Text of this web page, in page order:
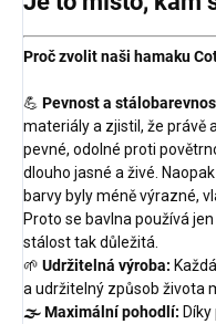
Proč zvolit naši hamaku
💪 Pevnost a
materiály a zjistil, že právě
pevné, odolné proti
dlouho jasné a živé.
barvy byly méně výrazné,
Proto se bavlna používá
stálost tak důležitá.
🌱 Udržitelná výroba:
a udržitelný způsob života
🌫Maximální pohodlí: